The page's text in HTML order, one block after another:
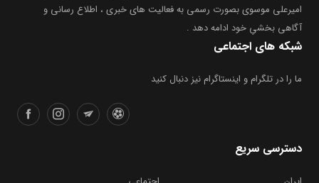
امیرعلی موسوی بصورت رسمی به فعالیت های خبری ، اطلاع رسانی و
آگاهی بخشیِ خود ادامه دهد .
شبکه های اجتماعی
ما را در تلگرام و اینستاگرام نیز دنبال کنید
دسترسی سریع